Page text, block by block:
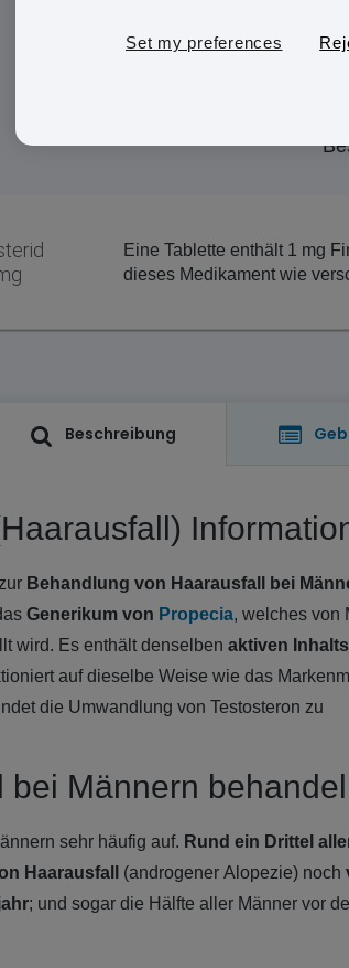
Eine Tablette enthält 1 mg
dieses Medikament wie
Beschreibung
Behandlung von Haarausfall bei
Generikum von Propecia, welches von
wird. Es enthält denselben aktiven
auf dieselbe Weise wie das
die Umwandlung von Testosteron zu
bei Männern
sehr häufig auf. Rund ein Drittel
Haarausfall
(androgener Alopezie) noch
; und sogar die Hälfte aller Männer vor
Set my preferences